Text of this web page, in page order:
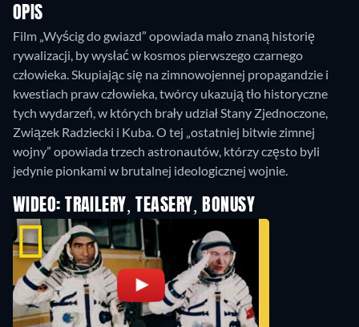
OPIS
Film „Wyścig do gwiazd” opowiada mało znaną historię
rywalizacji, by wysłać w kosmos pierwszego czarnego
człowieka. Skupiając się na zimnowojennej propagandzie i
kwestiach praw człowieka, twórcy ukazują tło historyczne
tych wydarzeń, w których brały udział Stany Zjednoczone,
Związek Radziecki i Kuba. O tej „ostatniej bitwie zimnej
wojny” opowiada trzech astronautów, którzy często byli
jedynie pionkami w brutalnej ideologicznej wojnie.
WIDEO: TRAILERY, TEASERY, BONUSY